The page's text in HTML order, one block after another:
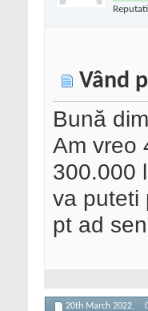
Vând
Bună
Am vreo
300.000
va puteti
pt ad
20th March 2022,